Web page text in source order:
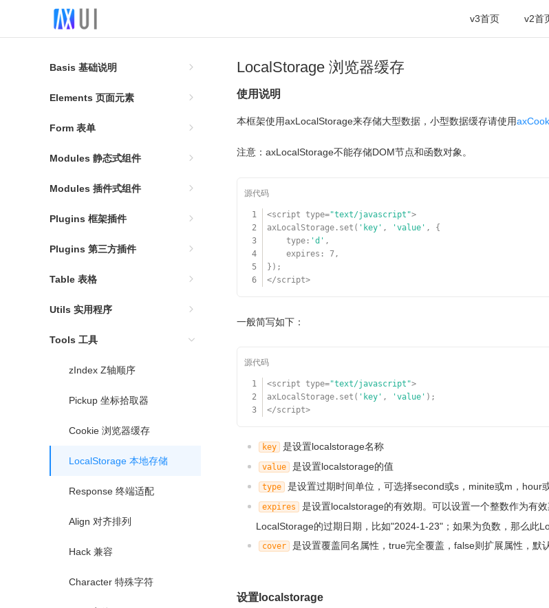
v3首页 v2首
Basis 基础说明
Elements 页面元素
Form 表单
Modules 静态式组件
Modules 插件式组件
Plugins 框架插件
Plugins 第三方插件
Table 表格
Utils 实用程序
Tools 工具
zIndex Z轴顺序
Pickup 坐标拾取器
Cookie 浏览器缓存
LocalStorage 本地存储
Response 终端适配
Align 对齐排列
Hack 兼容
Character 特殊字符
LocalStorage 浏览器缓存
使用说明
本框架使用axLocalStorage来存储大型数据，小型数据缓存请使用
注意：axLocalStorage不能存储DOM节点和函数对象。
1 <script type="text/javascript">
2
axLocalStorage.set( 'key' , 'value' , {
3
type: 'd' ,
4
expires: 7,
5
});
6
</script>
一般简写如下：
1 <script type="text/javascript">
2
axLocalStorage.set( 'key' , 'value' );
3
</script>
key 是设置localstorage名称
value 是设置localstorage的值
type 是设置过期时间单位，可选择second或s，minite或m，hour
expires
是设置localstorage的有效期。可以设置一个整数作为有
LocalStorage的过期日期，比如"2024-1-23"；如果为负数，那么此
cover 是设置覆盖同名属性，true完全覆盖，false则扩展属性，默
设置localstorage